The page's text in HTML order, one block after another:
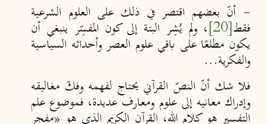
- أنّ بعضهم اقتصر في ذلك على العلوم الشرعية
فقط[20] ، ولم يُشِر البتة إلى كون المفسِّر ينبغي أن
يكون مطلعًا على باقي علوم العصر وأحداثه السياسية
والفكرية...
فلا شك أنّ النصّ القرآني يحتاج لفهمه وفكّ مغاليقه
وإدراك معانيه إلى علوم ومعارف عديدة، فموضوع علم
التفسير هو كلام الله، القرآن الكريم الذي هو «مفجر